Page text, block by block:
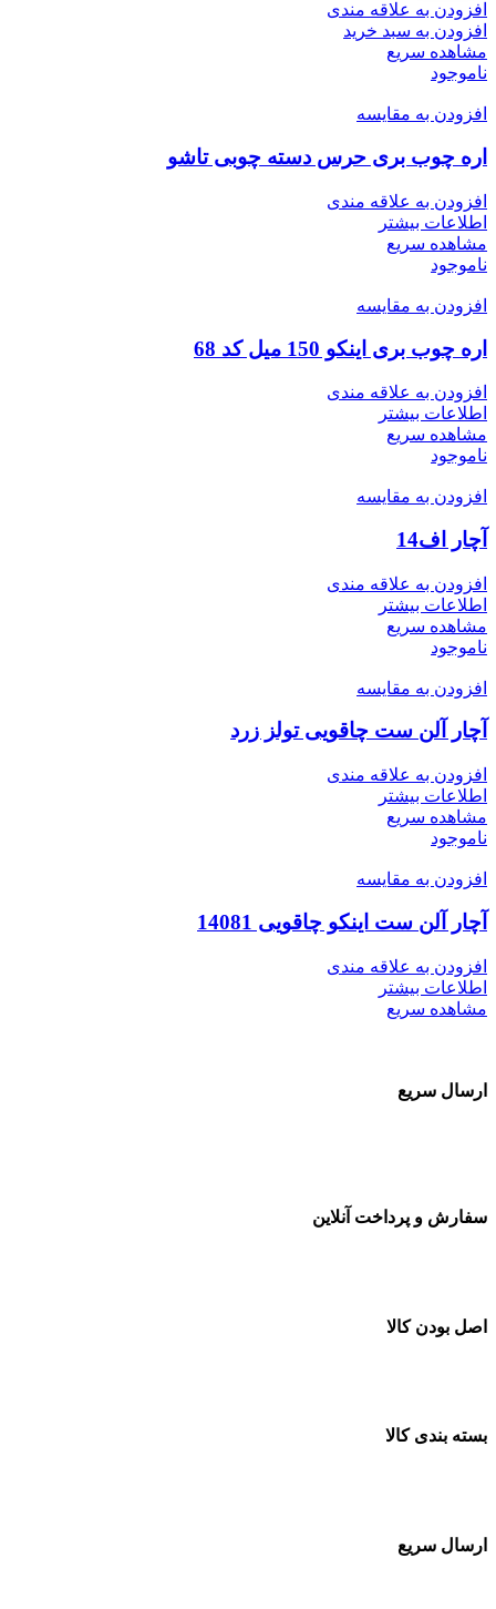
افزودن به علاقه مندی
افزودن به سبد خرید
مشاهده سریع
ناموجود
افزودن به مقایسه
اره چوب بری حرس دسته چوبی تاشو
افزودن به علاقه مندی
اطلاعات بیشتر
مشاهده سریع
ناموجود
افزودن به مقایسه
اره چوب بری اینکو 150 میل کد 68
افزودن به علاقه مندی
اطلاعات بیشتر
مشاهده سریع
ناموجود
افزودن به مقایسه
آچار اف14
افزودن به علاقه مندی
اطلاعات بیشتر
مشاهده سریع
ناموجود
افزودن به مقایسه
آچار آلن ست چاقویی تولز زرد
افزودن به علاقه مندی
اطلاعات بیشتر
مشاهده سریع
ناموجود
افزودن به مقایسه
آچار آلن ست اینکو چاقویی 14081
افزودن به علاقه مندی
اطلاعات بیشتر
مشاهده سریع
ارسال سریع
سفارش و پرداخت آنلاین
اصل بودن کالا
بسته بندی کالا
ارسال سریع